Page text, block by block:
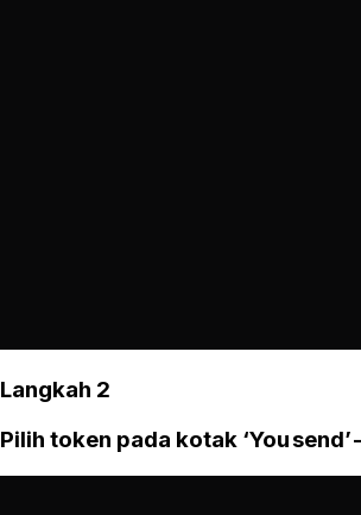
Langkah 2
Pilih token pada kotak ‘You